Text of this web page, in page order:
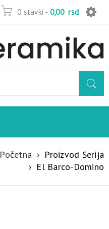
0 stavki - 0,00 rsd
Početna › Proizvod Serija
› El Barco-Domino